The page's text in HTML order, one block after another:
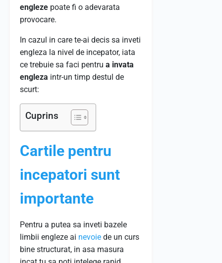
engleze poate fi o adevarata
provocare.
In cazul in care te-ai decis sa inveti
engleza la nivel de incepator, iata
ce trebuie sa faci pentru a invata
engleza intr-un timp destul de
scurt:
Cuprins
Cartile pentru
incepatori sunt
importante
Pentru a putea sa inveti bazele
limbii engleze ai nevoie de un curs
bine structurat, in asa masura